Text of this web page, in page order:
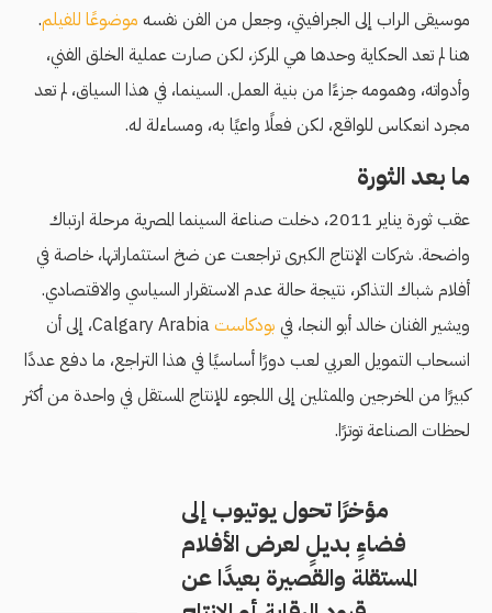
موسيقى الراب إلى الجرافيتي، وجعل من الفن نفسه موضوعًا للفيلم.
هنا لم تعد الحكاية وحدها هي المركز، لكن صارت عملية الخلق الفني،
وأدواته، وهمومه جزءًا من بنية العمل. السينما، في هذا السياق، لم تعد
مجرد انعكاس للواقع، لكن فعلًا واعيًا به، ومساءلة له.
ما بعد الثورة
عقب ثورة يناير 2011، دخلت صناعة السينما المصرية مرحلة ارتباك
واضحة. شركات الإنتاج الكبرى تراجعت عن ضخ استثماراتها، خاصة في
أفلام شباك التذاكر، نتيجة حالة عدم الاستقرار السياسي والاقتصادي.
ويشير الفنان خالد أبو النجا، في بودكاست
Calgary Arabia، إلى أن
انسحاب التمويل العربي لعب دورًا أساسيًا في هذا التراجع، ما دفع عددًا
كبيرًا من المخرجين والممثلين إلى اللجوء للإنتاج المستقل في واحدة من أكثر
لحظات الصناعة توترًا.
مؤخرًا تحول يوتيوب إلى
فضاءٍ بديلٍ لعرض الأفلام
المستقلة والقصيرة بعيدًا عن